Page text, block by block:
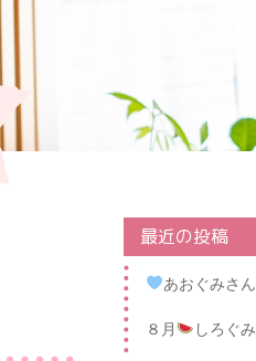
最近の投稿
あおぐみさん
８月 しろぐみ